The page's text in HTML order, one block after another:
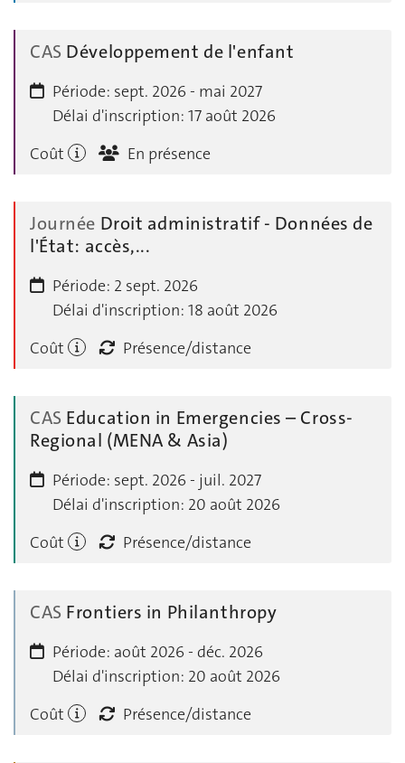
CAS Développement de l'enfant
Période: sept. 2026 - mai 2027
Délai d'inscription: 17 août 2026
Coût
En présence
Journée Droit administratif - Données de
l'État: accès,...
Période: 2 sept. 2026
Délai d'inscription: 18 août 2026
Coût
Présence/distance
CAS Education in Emergencies – Cross-
Regional (MENA & Asia)
Période: sept. 2026 - juil. 2027
Délai d'inscription: 20 août 2026
Coût
Présence/distance
CAS Frontiers in Philanthropy
Période: août 2026 - déc. 2026
Délai d'inscription: 20 août 2026
Coût
Présence/distance